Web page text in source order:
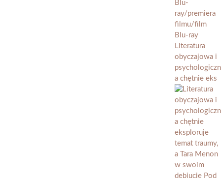
Literatura
obyczajowa i
psychologiczn
a chętnie eks